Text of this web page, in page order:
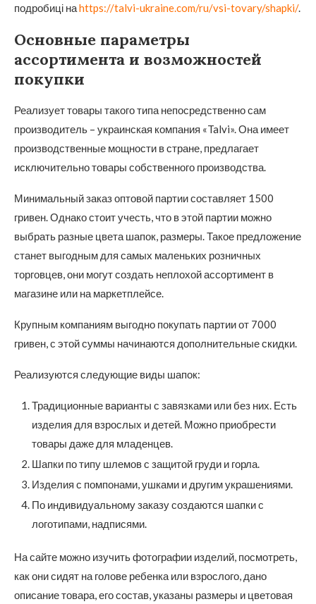
подробиці наhttps://talvi-ukraine.com/ru/vsi-tovary/shapki/.
Основные параметры
ассортимента и возможностей
покупки
Реализует товары такого типа непосредственно сам
производитель – украинская компания «Talvi». Она имеет
производственные мощности в стране, предлагает
исключительно товары собственного производства.
Минимальный заказ оптовой партии составляет 1500
гривен. Однако стоит учесть, что в этой партии можно
выбрать разные цвета шапок, размеры. Такое предложение
станет выгодным для самых маленьких розничных
торговцев, они могут создать неплохой ассортимент в
магазине или на маркетплейсе.
Крупным компаниям выгодно покупать партии от 7000
гривен, с этой суммы начинаются дополнительные скидки.
Реализуются следующие виды шапок:
Традиционные варианты с завязками или без них. Есть
изделия для взрослых и детей. Можно приобрести
товары даже для младенцев.
Шапки по типу шлемов с защитой груди и горла.
Изделия с помпонами, ушками и другим украшениями.
По индивидуальному заказу создаются шапки с
логотипами, надписями.
На сайте можно изучить фотографии изделий, посмотреть,
как они сидят на голове ребенка или взрослого, дано
описание товара, его состав, указаны размеры и цветовая